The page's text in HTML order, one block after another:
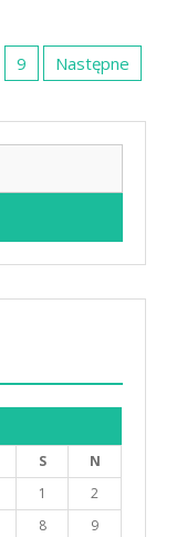
9 Następne
S
N
1
2
8
9